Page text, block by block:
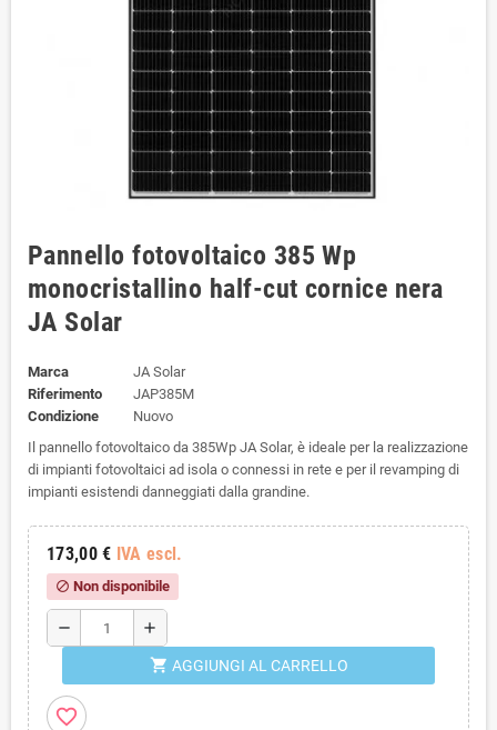
Pannello fotovoltaico 385 Wp
monocristallino half-cut cornice nera
JA Solar
Marca
JA Solar
Riferimento
JAP385M
Condizione
Nuovo
Il pannello fotovoltaico da 385Wp JA Solar, è ideale per la realizzazione
di impianti fotovoltaici ad isola o connessi in rete e per il revamping di
impianti esistendi danneggiati dalla grandine.
173,00 € IVA escl.
block Non disponibile
remove add
shopping_cart AGGIUNGI AL CARRELLO
favorite_border